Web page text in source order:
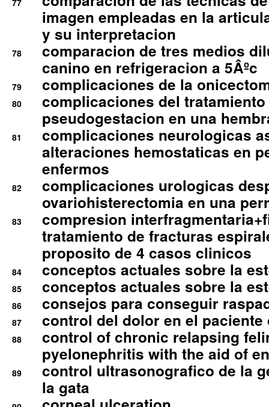
77
imagen empleadas en la
y su interpretacion
78
comparacion de tres medios
canino en refrigeracion a 5Âºc
79 complicaciones de la
80
complicaciones del
pseudogestacion en una
81
complicaciones neurologicas
alteraciones hemostaticas en
enfermos
82
complicaciones urologicas
ovariohisterectomia en una
83
compresion
tratamiento de fracturas
proposito de 4 casos clinicos
84 conceptos actuales sobre la
85 conceptos actuales sobre la
86 consejos para conseguir
87 control del dolor en el
88
control of chronic relapsing
pyelonephritis with the aid of
89
control ultrasonografico de la
la gata